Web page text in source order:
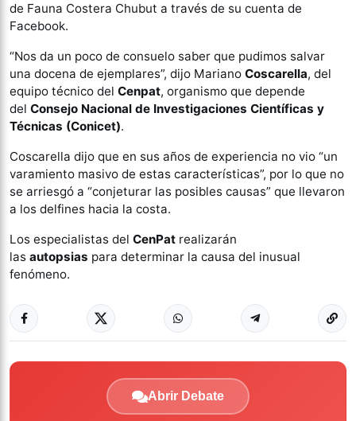
de Fauna Costera Chubut a través de su cuenta de
Facebook.
“Nos da un poco de consuelo saber que pudimos salvar
una docena de ejemplares”, dijo Mariano Coscarella, del
equipo técnico del Cenpat, organismo que depende
del Consejo Nacional de Investigaciones Científicas y
Técnicas (Conicet).
Coscarella dijo que en sus años de experiencia no vio “un
varamiento masivo de estas características”, por lo que no
se arriesgó a “conjeturar las posibles causas” que llevaron
a los delfines hacia la costa.
Los especialistas del CenPat realizarán
las autopsias para determinar la causa del inusual
fenómeno.
Abrir Debate